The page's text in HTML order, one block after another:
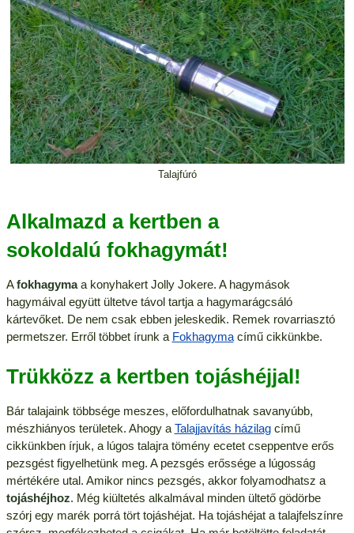
Talajfúró
Alkalmazd a kertben a
sokoldalú fokhagymát!
Afokhagymaa konyhakert Jolly Jokere. A hagymások
hagymáival együtt ültetve távol tartja a hagymarágcsáló
kártevőket. De nem csak ebben jeleskedik. Remek rovarriasztó
permetszer. Erről többet írunk a Fokhagymacímű cikkünkbe.
Trükközz a kertben tojáshéjjal!
Bár talajaink többsége meszes, előfordulhatnak savanyúbb,
mészhiányos területek. Ahogy a Talajjavítás házilagcímű
cikkünkben írjuk, a lúgos talajra tömény ecetet cseppentve erős
pezsgést figyelhetünk meg. A pezsgés erőssége a lúgosság
mértékére utal. Amikor nincs pezsgés, akkor folyamodhatsz a
tojáshéjhoz. Még kiültetés alkalmával minden ültető gödörbe
szórj egy marék porrá tört tojáshéjat. Ha tojáshéjat a talajfelszínre